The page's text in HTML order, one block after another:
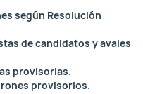
según Resolución
de candidatos y avales
provisorias.
provisorios.